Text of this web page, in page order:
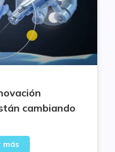
cambiando
más